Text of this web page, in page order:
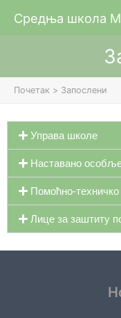
Средња школа
Почетак Запослени
Управа школе
Наставано
Помоћно-
Лице за заштиту